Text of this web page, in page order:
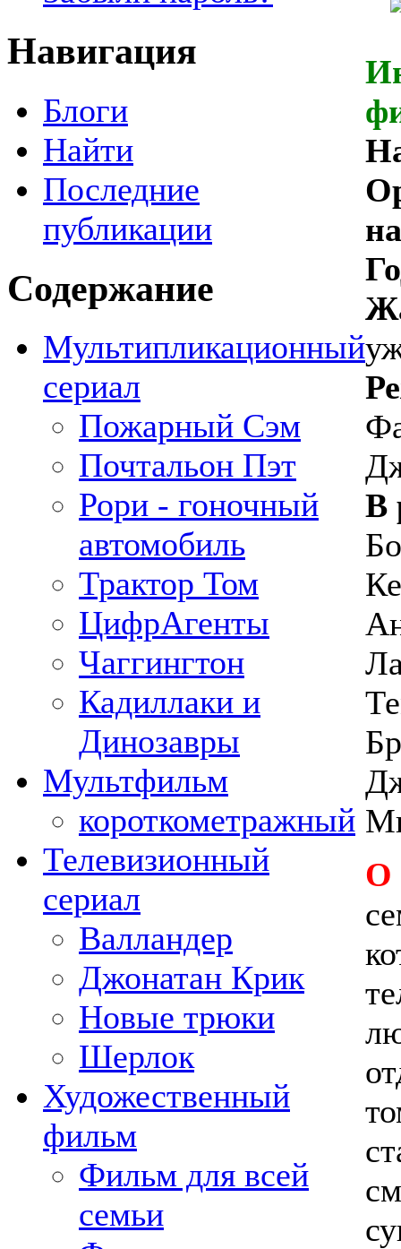
Навигация
Блоги
Найти
Последние
публикации
Содержание
Мультипликационный
сериал
Пожарный Сэм
Почтальон Пэт
Рори - гоночный
автомобиль
Трактор Том
ЦифрАгенты
Чаггингтон
Кадиллаки и
Динозавры
Мультфильм
короткометражный
Телевизионный
сериал
Валландер
Джонатан Крик
Новые трюки
Шерлок
Художественный
фильм
Фильм для всей
семьи
В
О